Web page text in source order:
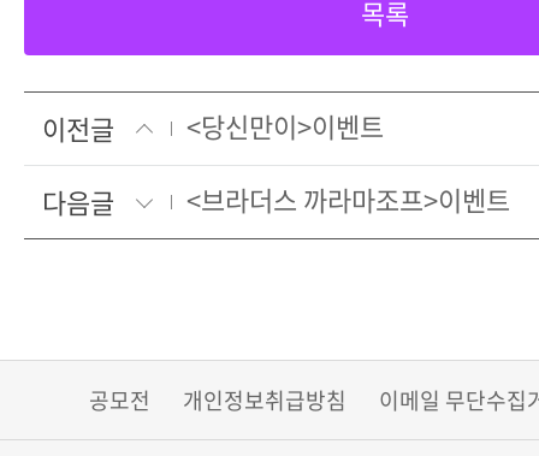
목록
이전글
<당신만이>이벤트
다음글
<브라더스 까라마조프>이벤트
공모전 개인정보취급방침 이메일 무단수집